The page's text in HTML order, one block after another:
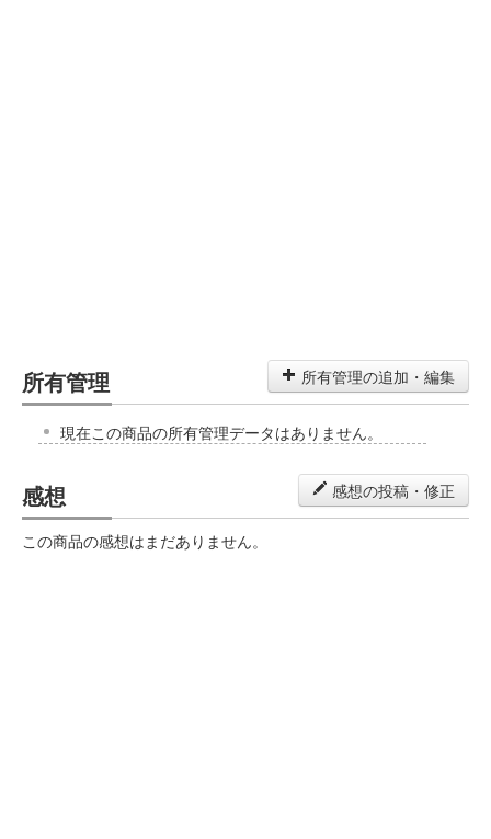
所有管理 所有管理の追加・編集
現在この商品の所有管理データはありません。
感想 感想の投稿・修正
この商品の感想はまだありません。